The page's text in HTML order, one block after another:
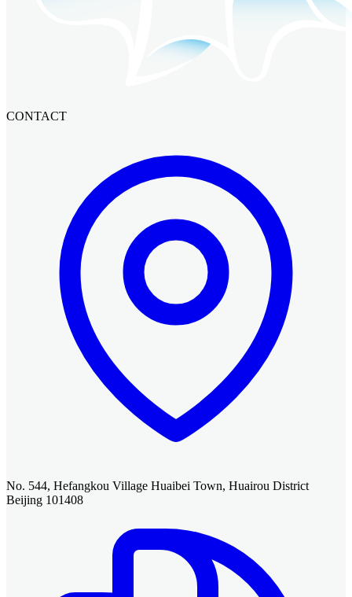
CONTACT
No. 544, Hefangkou Village Huaibei Town, Huairou District
Beijing 101408